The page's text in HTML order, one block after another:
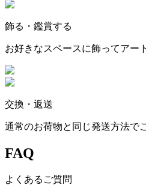
飾る・鑑賞する
お好きなスペースに飾ってアー
交換・返送
通常のお荷物と同じ発送方法で
FAQ
よくあるご質問